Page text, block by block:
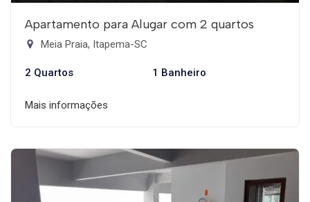
Apartamento para Alugar com 2 quartos
Meia Praia, Itapema-SC
2 Quartos 1 Banheiro
Mais informações